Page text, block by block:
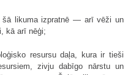
likuma izpratnē — arī vēži un
kā arī nēģi;
resursu daļa, kura ir tieši
zivju dabīgo nārstu un